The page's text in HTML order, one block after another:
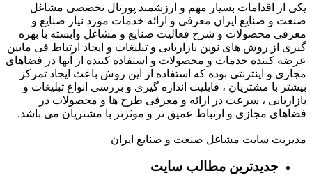
یکی از اقدامات بسیار مهم و ارزشمند پورتال تخصصی مشاغل
صنعت و صنایع ایران معرفی و ارائه خدمات مورد نیاز صنایع و
معرفی محصولات و شرح فعالیت صنایع و مشاغل وابسته با بهره
گیری از روش های نوین بازاریابی و تبلیغات و ایجاد ارتباط فی مابین
عرضه کننده خدمات و محصولات و استفاده کننده از آنها در فضاهای
مجازی و اینترنتی بوده که استفاده از این روش باعث ایجاد تمرکز
بیشتر با مشتریان ، قابلیت اندازه گیری و بررسی انواع تبلیغات و
بازاریابی ، سرعت در ارائه و معرفی طرح ها و محصولات در
فضاهای مجازی و ارتباط عمیق تر و موثرتر با مشتریان می باشد.
مدیریت سایت مشاغل صنعت و صنایع ایران
جدیدترین مطالب سایت